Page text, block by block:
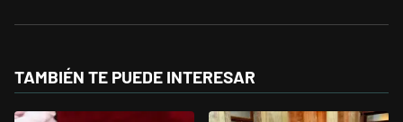
TAMBIÉN TE PUEDE INTERESAR